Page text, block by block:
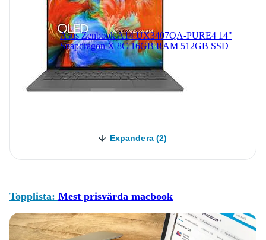
Asus Zenbook A14 UX3407QA-PURE4 14"
Snapdragon X 8C 16GB RAM 512GB SSD
Expandera (2)
Topplista: Mest prisvärda macbook